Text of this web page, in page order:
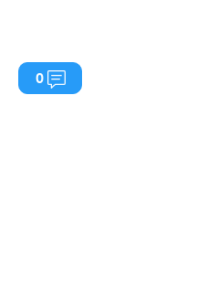
0 Commentaires